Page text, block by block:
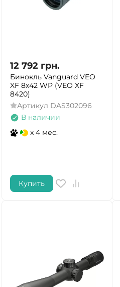
12 792 грн.
Бинокль Vanguard VEO
XF 8x42 WP (VEO XF
8420)
Артикул DAS302096
В наличии
x 4 мес.
Купить